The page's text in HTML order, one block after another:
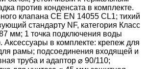
против конденсата в комплекте.
клапана CE EN 14055 CL1; тихий
стандарту NF, категория Класс
мм; 1 точка подключения воды
Аксессуары в комплекте: крепеж для
рамы; подсоединения входящей и
труба и адаптор ⌀ 90/110;